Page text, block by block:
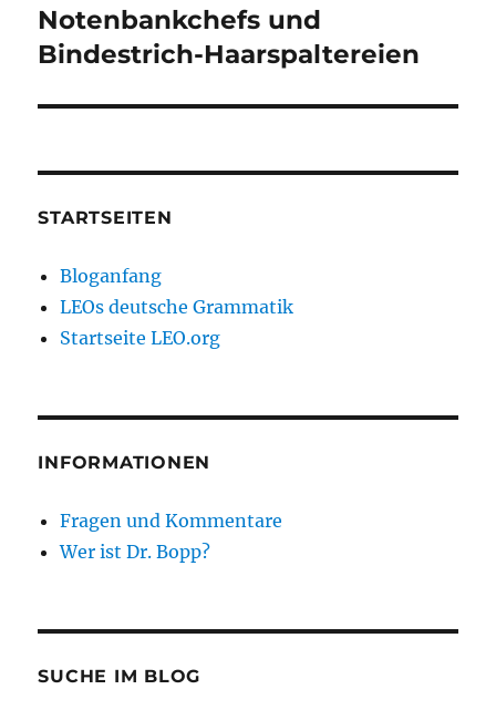
Nächster
Beitrag:
Notenbankchefs und
Bindestrich-Haarspaltereien
STARTSEITEN
Bloganfang
LEOs deutsche Grammatik
Startseite LEO.org
INFORMATIONEN
Fragen und Kommentare
Wer ist Dr. Bopp?
SUCHE IM BLOG